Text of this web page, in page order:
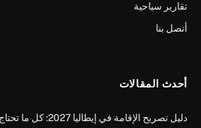
تقارير سياحية
أتصل بنا
أحدث المقالات
دليل تصريح الإقامة في إيطاليا 2027: كل ما تحتاج معرفته قبل التقديم